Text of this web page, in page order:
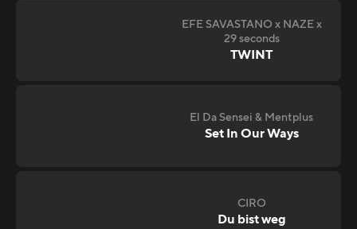
EFE SAVASTANO x NAZE x
29 seconds
TWINT
El Da Sensei & Mentplus
Set In Our Ways
CIRO
Du bist weg